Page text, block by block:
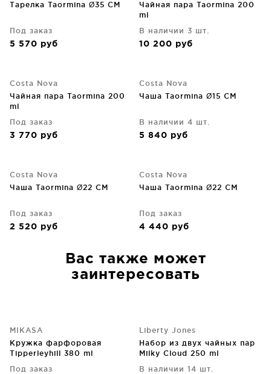
Тарелка Taormina Ø35 CM
Под заказ
5 570 руб
Чайная пара Taormina 200
ml
В наличии 3 шт.
10 200 руб
Costa Nova
Чайная пара Taormina 200
ml
Под заказ
3 770 руб
Costa Nova
Чаша Taormina Ø15 CM
В наличии 4 шт.
5 840 руб
Costa Nova
Чаша Taormina Ø22 CM
Под заказ
2 520 руб
Costa Nova
Чаша Taormina Ø22 CM
Под заказ
4 440 руб
Вас также может
заинтересовать
MIKASA
Кружка фарфоровая
Tipperleyhill 380 ml
Под заказ
Liberty Jones
Набор из двух чайных пар
Milky Cloud 250 ml
В наличии 14 шт.